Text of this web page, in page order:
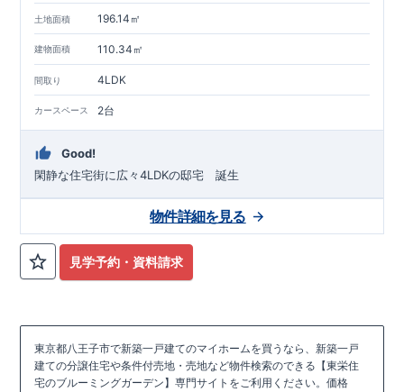
土地面積 196.14㎡
建物面積 110.34㎡
間取り 4LDK
カースペース 2台
Good!
閑静な住宅街に広々4LDKの邸宅 誕生
見学予約・資料請求
物件詳細を見る
東京都八王子市で新築一戸建てのマイホームを買うなら、新築一戸
建ての分譲住宅や条件付売地・売地など物件検索のできる【東栄住
宅のブルーミングガーデン】専門サイトをご利用ください。価格